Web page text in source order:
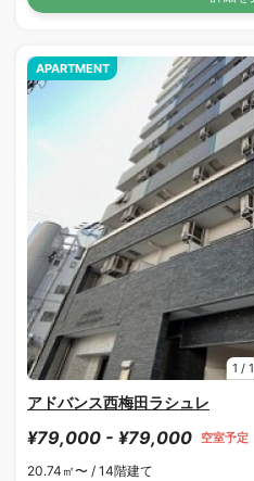
1 / 1
APARTMENT
アドバンス西梅田ラシュレ
¥79,000 - ¥79,000 空室予定
20.74㎡〜 / 14階建て